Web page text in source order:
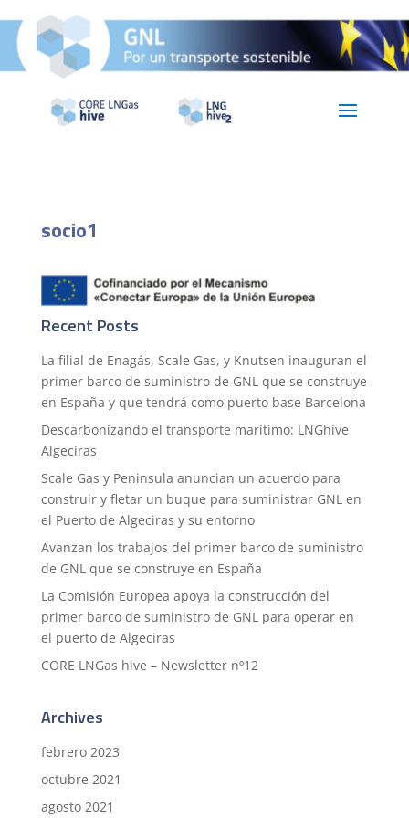
socio1
Recent Posts
La filial de Enagás, Scale Gas, y Knutsen inauguran el
primer barco de suministro de GNL que se construye
en España y que tendrá como puerto base Barcelona
Descarbonizando el transporte marítimo: LNGhive
Algeciras
Scale Gas y Peninsula anuncian un acuerdo para
construir y fletar un buque para suministrar GNL en
el Puerto de Algeciras y su entorno
Avanzan los trabajos del primer barco de suministro
de GNL que se construye en España
La Comisión Europea apoya la construcción del
primer barco de suministro de GNL para operar en
el puerto de Algeciras
CORE LNGas hive – Newsletter nº12
Archives
febrero 2023
octubre 2021
agosto 2021